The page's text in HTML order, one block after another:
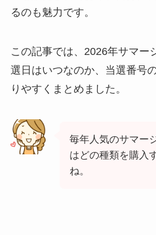
るのも魅力です。
この記事では、2026年サマー
選日はいつなのか、当選番号
りやすくまとめました。
毎年人気のサマー
はどの種類を購入
ね。